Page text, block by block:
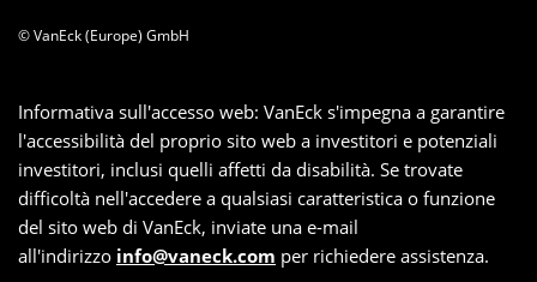
© VanEck (Europe) GmbH
Informativa sull'accesso web: VanEck s'impegna a garantire
l'accessibilità del proprio sito web a investitori e potenziali
investitori, inclusi quelli affetti da disabilità. Se trovate
difficoltà nell'accedere a qualsiasi caratteristica o funzione
del sito web di VanEck, inviate una e-mail
all'indirizzo info@vaneck.com per richiedere assistenza.